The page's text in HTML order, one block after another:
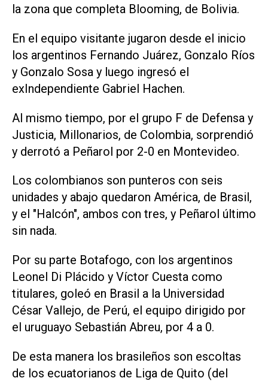
la zona que completa Blooming, de Bolivia.
En el equipo visitante jugaron desde el inicio
los argentinos Fernando Juárez, Gonzalo Ríos
y Gonzalo Sosa y luego ingresó el
exIndependiente Gabriel Hachen.
Al mismo tiempo, por el grupo F de Defensa y
Justicia, Millonarios, de Colombia, sorprendió
y derrotó a Peñarol por 2-0 en Montevideo.
Los colombianos son punteros con seis
unidades y abajo quedaron América, de Brasil,
y el "Halcón", ambos con tres, y Peñarol último
sin nada.
Por su parte Botafogo, con los argentinos
Leonel Di Plácido y Víctor Cuesta como
titulares, goleó en Brasil a la Universidad
César Vallejo, de Perú, el equipo dirigido por
el uruguayo Sebastián Abreu, por 4 a 0.
De esta manera los brasileños son escoltas
de los ecuatorianos de Liga de Quito (del